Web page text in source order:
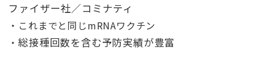
ファイザー社／コミナティ
・これまでと同じmRNAワクチン
・総接種回数を含む予防実績が豊富